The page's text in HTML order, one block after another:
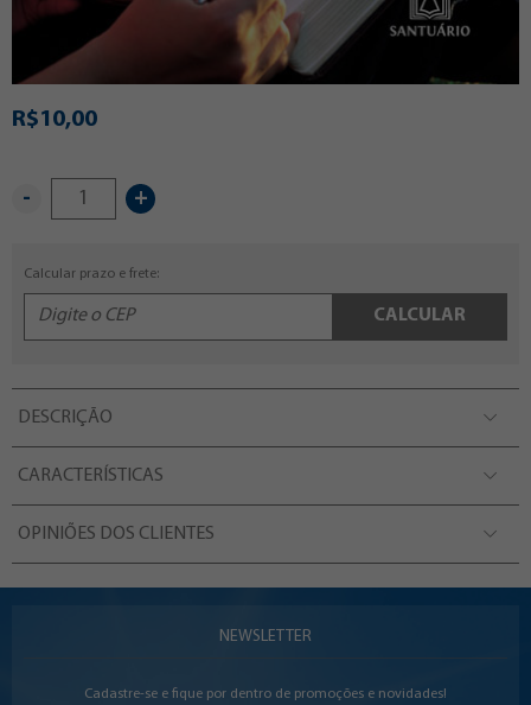
R$10,00
- +
Calcular prazo e frete:
CALCULAR
DESCRIÇÃO
CARACTERÍSTICAS
OPINIÕES DOS CLIENTES
NEWSLETTER
Cadastre-se e fique por dentro de promoções e novidades!